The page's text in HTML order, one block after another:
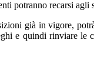
potranno recarsi
già in vigore,
e quindi rinviare